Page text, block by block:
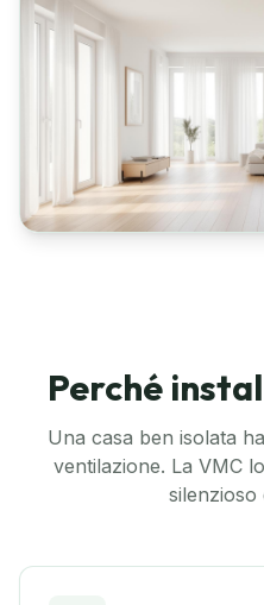
Perché
Una casa ben isolata
ventilazione. La VMC
silenzioso